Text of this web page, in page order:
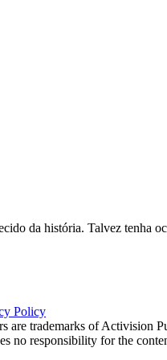
da história. Talvez
Policy
trademarks of Activision
no responsibility for the